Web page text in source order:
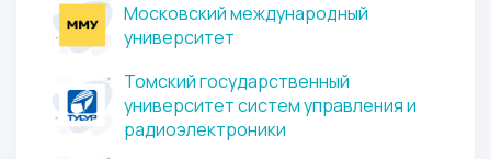
Московский международный
университет
Томский государственный
университет систем управления и
радиоэлектроники